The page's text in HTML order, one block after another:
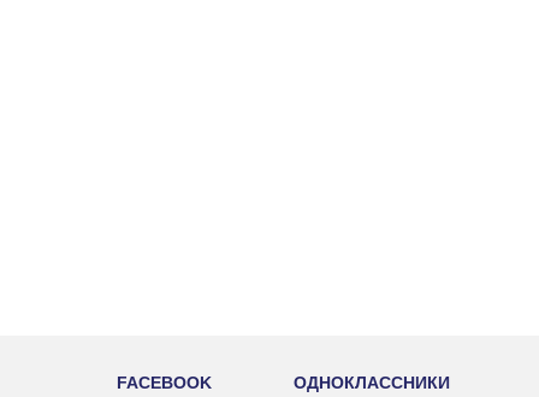
FACEBOOK ОДНОКЛАССНИКИ